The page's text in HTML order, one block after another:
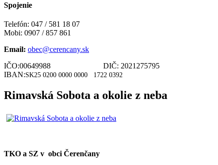
Spojenie
Telefón: 047 / 581 18 07
Mobi: 0907 / 857 861
Email: obec@cerencany.sk
IČO:00649988 DIČ: 2021275795
IBAN:SK25 0200 0000 0000 1722 0392
Rimavská Sobota a okolie z neba
TKO a SZ v obci Čerenčany